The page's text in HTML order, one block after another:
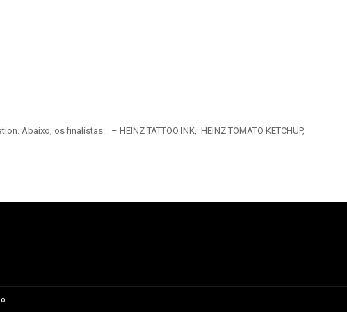
Abaixo, os finalistas: – HEINZ TATTOO INK, HEINZ TOMATO KETCHUP,